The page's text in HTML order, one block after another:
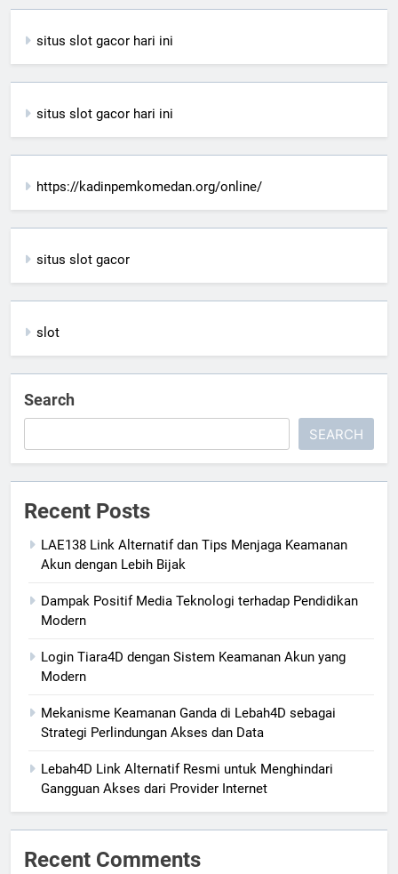
situs slot gacor hari ini
situs slot gacor hari ini
https://kadinpemkomedan.org/online/
situs slot gacor
slot
Search
SEARCH
Recent Posts
LAE138 Link Alternatif dan Tips Menjaga Keamanan
Akun dengan Lebih Bijak
Dampak Positif Media Teknologi terhadap Pendidikan
Modern
Login Tiara4D dengan Sistem Keamanan Akun yang
Modern
Mekanisme Keamanan Ganda di Lebah4D sebagai
Strategi Perlindungan Akses dan Data
Lebah4D Link Alternatif Resmi untuk Menghindari
Gangguan Akses dari Provider Internet
Recent Comments